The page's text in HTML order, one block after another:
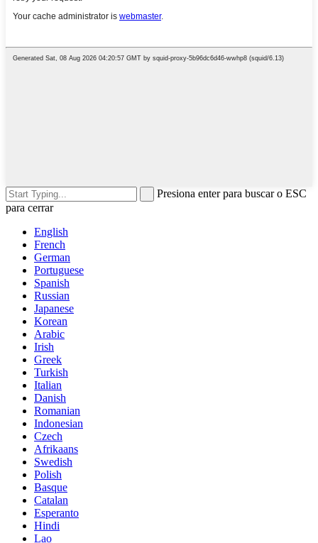
Presiona enter para buscar o ESC
para cerrar
English
French
German
Portuguese
Spanish
Russian
Japanese
Korean
Arabic
Irish
Greek
Turkish
Italian
Danish
Romanian
Indonesian
Czech
Afrikaans
Swedish
Polish
Basque
Catalan
Esperanto
Hindi
Lao